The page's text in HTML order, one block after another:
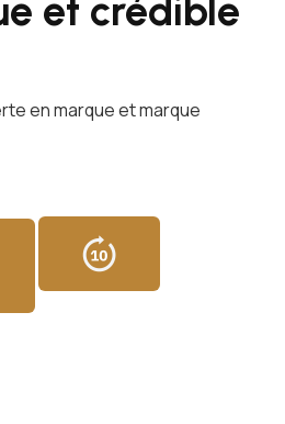
et crédible
en marque et marque